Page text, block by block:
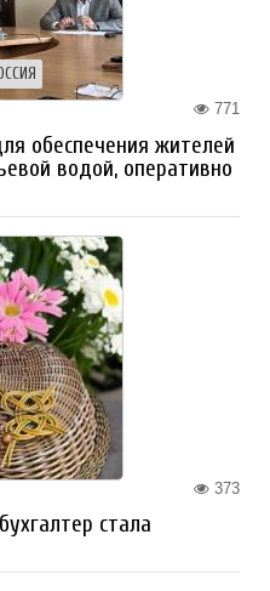
771
обеспечения жителей
водой, оперативно
373
стала